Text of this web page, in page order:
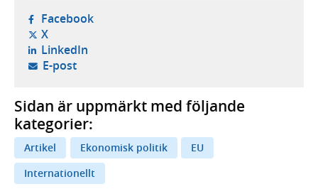
Facebook- öppnas i ny flik, extern webbplats,
X- öppnas i ny flik, extern webbplats,
LinkedIn- öppnas i ny flik, extern webbplats,
E-post- öppnar din e-postklient,
Sidan är uppmärkt med följande
kategorier:
Artikel Ekonomisk politik
EU
Internationellt